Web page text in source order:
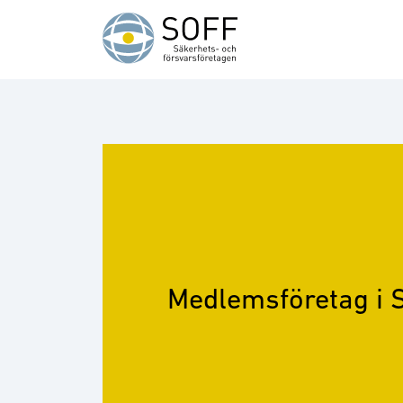
Hoppa till innehåll
Medlemsföretag i